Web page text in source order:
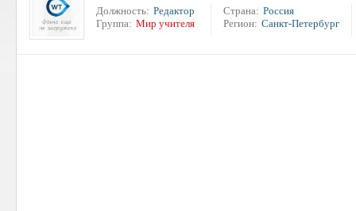
Должность: Редактор
Группа: Мир учителя
Страна: Россия
Регион: Санкт-Петербург